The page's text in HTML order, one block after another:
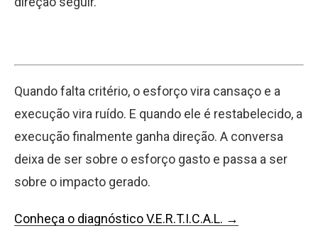
Quando falta critério, o esforço vira cansaço e a
execução vira ruído. E quando ele é restabelecido, a
execução finalmente ganha direção. A conversa
deixa de ser sobre o esforço gasto e passa a ser
sobre o impacto gerado.
Conheça o diagnóstico V.E.R.T.I.C.A.L. →